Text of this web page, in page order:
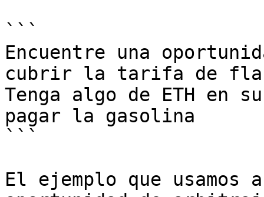
```
Encuentre una
cubrir la tarifa de
Tenga algo de ETH
pagar la gasolina
```
El ejemplo que usamos